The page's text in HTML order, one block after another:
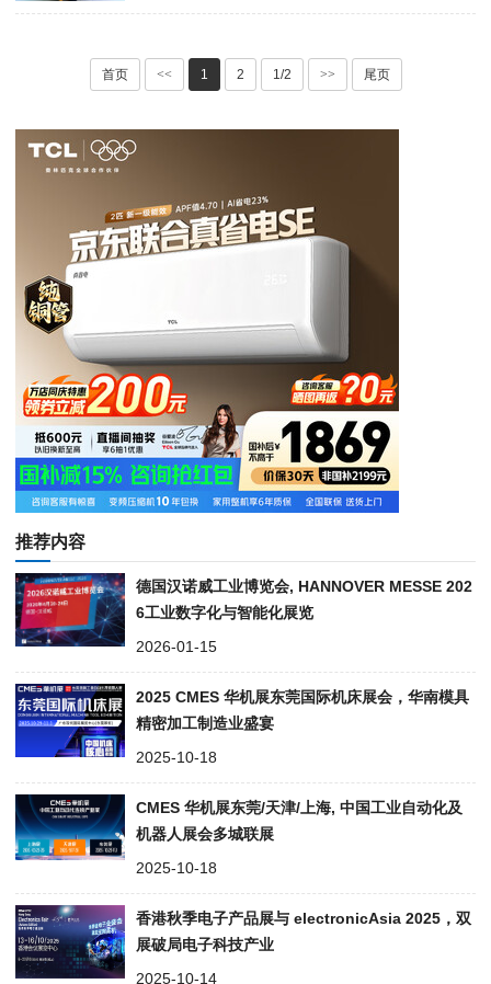
首页 << 1 2 1/2 >> 尾页
推荐内容
德国汉诺威工业博览会, HANNOVER MESSE 202
6工业数字化与智能化展览
2026-01-15
2025 CMES 华机展东莞国际机床展会，华南模具
精密加工制造业盛宴
2025-10-18
CMES 华机展东莞/天津/上海, 中国工业自动化及
机器人展会多城联展
2025-10-18
香港秋季电子产品展与 electronicAsia 2025，双
展破局电子科技产业
2025-10-14